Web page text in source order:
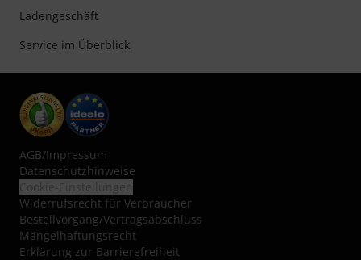
Ladengeschäft
Service im Überblick
AGB/Impressum
Datenschutzhinweise
Widerrufsrecht für Verbraucher
Bestellvorgang/Vertragsabschluss
Mängelhaftungsrecht
Erklärung zur Barrierefreiheit